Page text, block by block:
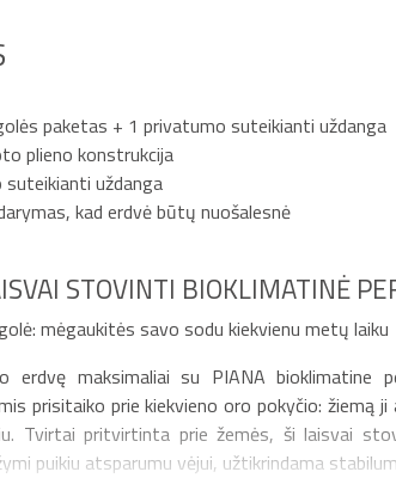
paketas + 1 privatumo suteikianti uždanga
plieno konstrukcija
uždanga
kad erdvė būtų nuošalesnė
STOVINTI BIOKLIMATINĖ
mėgaukitės savo sodu kiekvienu metų laiku
erdvę maksimaliai su PIANA bioklimatine
prisitaiko prie kiekvieno oro pokyčio: žiemą
Tvirtai pritvirtinta prie žemės, ši laisvai
puikiu atsparumu vėjui, užtikrindama